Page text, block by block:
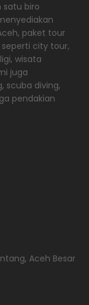
satu biro
paket tour
city tour,
wisata
juga
scuba diving,
pendakian
Aceh Besar